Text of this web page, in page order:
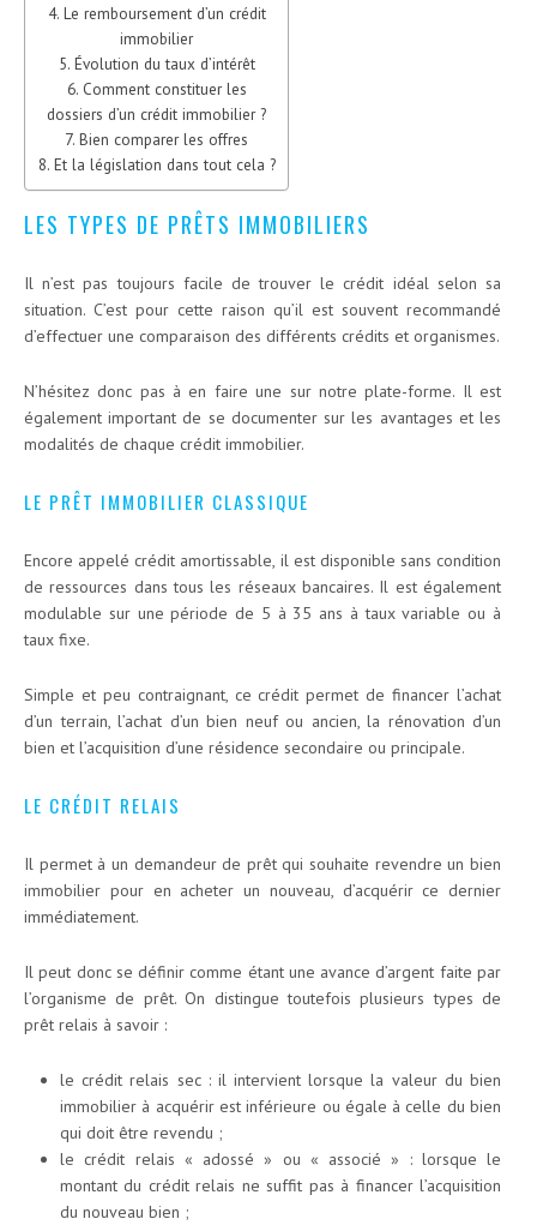
Le remboursement d’un crédit
immobilier
Évolution du taux d’intérêt
Comment constituer les
dossiers d’un crédit immobilier ?
Bien comparer les offres
Et la législation dans tout cela ?
LES TYPES DE PRÊTS IMMOBILIERS
Il n’est pas toujours facile de trouver le crédit idéal selon sa
situation. C’est pour cette raison qu’il est souvent recommandé
d’effectuer une comparaison des différents crédits et organismes.
N’hésitez donc pas à en faire une sur notre plate-forme. Il est
également important de se documenter sur les avantages et les
modalités de chaque crédit immobilier.
LE PRÊT IMMOBILIER CLASSIQUE
Encore appelé crédit amortissable, il est disponible sans condition
de ressources dans tous les réseaux bancaires. Il est également
modulable sur une période de 5 à 35 ans à taux variable ou à
taux fixe.
Simple et peu contraignant, ce crédit permet de financer l’achat
d’un terrain, l’achat d’un bien neuf ou ancien, la rénovation d’un
bien et l’acquisition d’une résidence secondaire ou principale.
LE CRÉDIT RELAIS
Il permet à un demandeur de prêt qui souhaite revendre un bien
immobilier pour en acheter un nouveau, d’acquérir ce dernier
immédiatement.
Il peut donc se définir comme étant une avance d’argent faite par
l’organisme de prêt. On distingue toutefois plusieurs types de
prêt relais à savoir :
le crédit relais sec : il intervient lorsque la valeur du bien
immobilier à acquérir est inférieure ou égale à celle du bien
qui doit être revendu ;
le crédit relais « adossé » ou « associé » : lorsque le
montant du crédit relais ne suffit pas à financer l’acquisition
du nouveau bien ;